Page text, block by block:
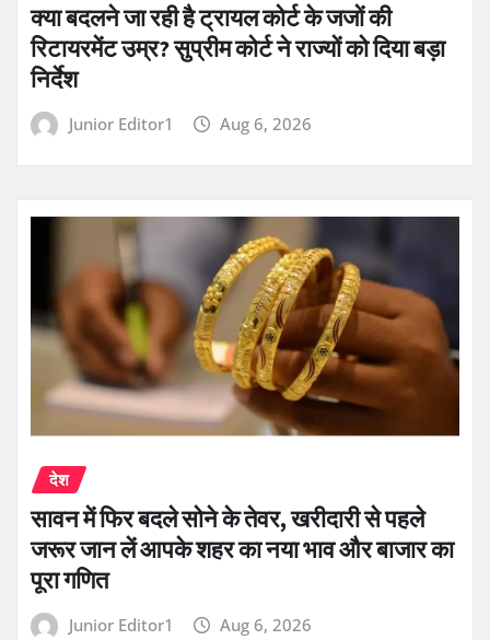
क्या बदलने जा रही है ट्रायल कोर्ट के जजों की
रिटायरमेंट उम्र? सुप्रीम कोर्ट ने राज्यों को दिया बड़ा
निर्देश
Junior Editor1 Aug 6, 2026
देश
सावन में फिर बदले सोने के तेवर, खरीदारी से पहले
जरूर जान लें आपके शहर का नया भाव और बाजार का
पूरा गणित
Junior Editor1 Aug 6, 2026